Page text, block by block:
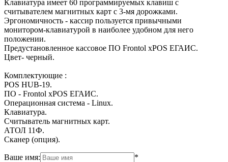
Клавиатура имеет 60 программируемых клавиш с
считывателем магнитных карт с 3-мя дорожками.
Эргономичность - кассир пользуется привычными
монитором-клавиатурой в наиболее удобном для него
положении.
Предустановленное кассовое ПО Frontol xPOS ЕГАИС.
Цвет- черный.
Комплектующие :
POS HUB-19.
ПО - Frontol xPOS ЕГАИС.
Операционная система - Linux.
Клавиатура.
Считыватель магнитных карт.
АТОЛ 11Ф.
Сканер (опция).
Ваше имя:
*